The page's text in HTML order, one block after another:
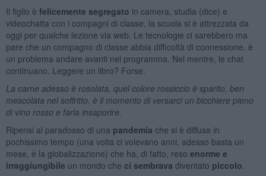
Il figlio è felicemente segregato in camera, studia (dice) e
videochatta con i compagni di classe, la scuola si è attrezzata da
oggi per qualche lezione via web. Le tecnologie ci sarebbero ma
pare che un compagno di classe abbia difficoltà di connessione, è
un problema andare avanti nel programma. Nel mentre, le chat
continuano. Leggere un libro? Forse.
La carne adesso è rosolata, quel colore rossiccio è sparito, ben
mescolata nel soffritto, è il momento di versarci un bicchiere pieno
di vino rosso e farla insaporire.
Ripensi al paradosso di una pandemia che si è diffusa in
pochissimo tempo (una volta ci volevano anni, adesso basta un
mese, è la globalizzazione) che ha, di fatto, reso enorme e
irraggiungibile un mondo che ci sembrava diventato piccolo